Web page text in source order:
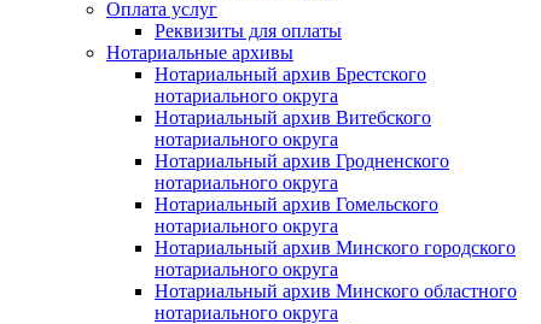
Оплата услуг
Реквизиты для оплаты
Нотариальные архивы
Нотариальный архив Брестского
нотариального округа
Нотариальный архив Витебского
нотариального округа
Нотариальный архив Гродненского
нотариального округа
Нотариальный архив Гомельского
нотариального округа
Нотариальный архив Минского городского
нотариального округа
Нотариальный архив Минского областного
нотариального округа